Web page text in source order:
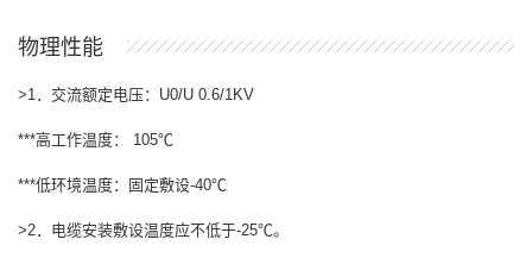
物理性能
>1．交流额定电压： U0/U 0.6/1KV
***高工作温度： 105℃
***低环境温度：固定敷设-40℃
>2．电缆安装敷设温度应不低于-25℃。